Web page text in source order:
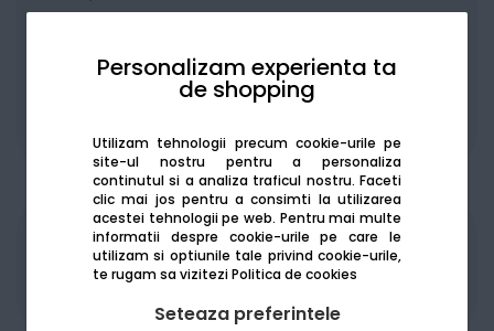
Personalizam experienta ta
de shopping
Utilizam tehnologii precum cookie-urile pe
site-ul nostru pentru a personaliza
continutul si a analiza traficul nostru. Faceti
clic mai jos pentru a consimti la utilizarea
acestei tehnologii pe web. Pentru mai multe
informatii despre cookie-urile pe care le
utilizam si optiunile tale privind cookie-urile,
te rugam sa viziteziPolitica de cookies
Seteaza preferintele
Produsele sunt disponibile pe platforma de
achizitii publiceSEAP/SICAP